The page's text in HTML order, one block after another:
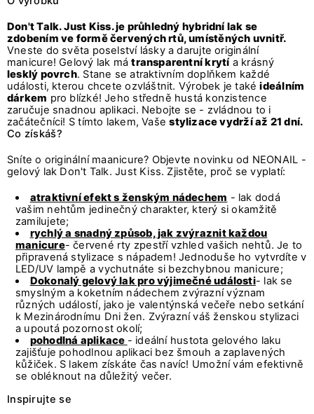
Don't Talk. Just Kiss. je průhledný hybridní lak se
zdobením ve formě červených rtů, umístěných uvnitř.
Vneste do světa poselství lásky a darujte originální
manicure! Gelový lak mátransparentní krytía krásný
lesklý povrch. Stane se atraktivním doplňkem každé
události, kterou chcete ozvláštnit. Výrobek je takéideálním
dárkem pro blízké! Jeho středně hustá konzistence
zaručuje snadnou aplikaci. Nebojte se - zvládnou to i
začátečníci! S tímto lakem, Vašestylizace vydrží až 21 dní.
Co získáš?
Sníte o originální maanicure? Objevte novinku od NEONAIL -
gelový lak Don't Talk. Just Kiss. Zjistěte, proč se vyplatí:
atraktivní efekt s ženským nádechem - lak dodá
vašim nehtům jedinečný charakter, který si okamžitě
zamilujete;
rychlý a snadný způsob, jak zvýraznit každou
manicure- červené rty zpestří vzhled vašich nehtů. Je to
připravená stylizace s nápadem! Jednoduše ho vytvrdíte v
LED/UV lampě a vychutnáte si bezchybnou manicure;
Dokonalý gelový lak pro výjimečné události- lak se
smyslným a koketním nádechem zvýrazní význam
různých událostí, jako je valentýnská večeře nebo setkání
k Mezinárodnímu Dni žen. Zvýrazní váš ženskou stylizaci
a upoutá pozornost okolí;
pohodlná aplikace - ideální hustota gelového laku
zajišťuje pohodlnou aplikaci bez šmouh a zaplavených
kůžiček. S lakem získáte čas navíc! Umožní vám efektivně
se obléknout na důležitý večer.
Inspirujte se